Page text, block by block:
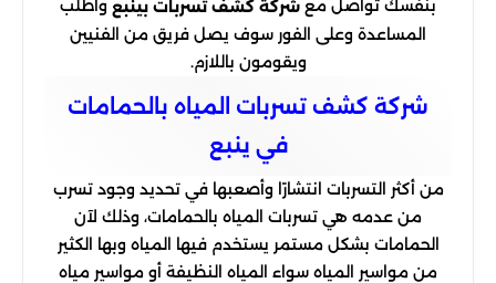
بنفسك تواصل مع شركة كشف تسربات بينبع واطلب
المساعدة وعلى الفور سوف يصل فريق من الفنيين
ويقومون باللازم.
شركة كشف تسربات المياه بالحمامات
في ينبع
من أكثر التسربات انتشارًا وأصعبها في تحديد وجود تسرب
من عدمه هي تسربات المياه بالحمامات، وذلك لآن
الحمامات بشكل مستمر يستخدم فيها المياه وبها الكثير
من مواسير المياه سواء المياه النظيفة أو مواسير مياه